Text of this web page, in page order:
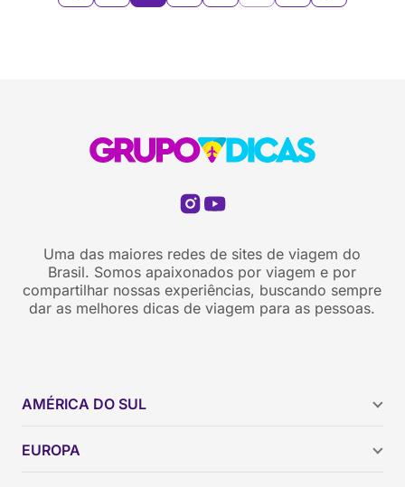
Uma das maiores redes de sites de viagem do
Brasil. Somos apaixonados por viagem e por
compartilhar nossas experiências, buscando sempre
dar as melhores dicas de viagem para as pessoas.
AMÉRICA DO SUL
Brasil
EUROPA